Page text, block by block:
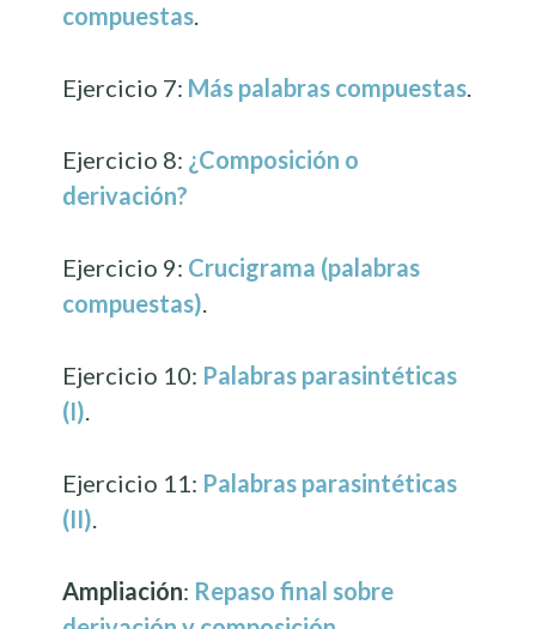
compuestas.
Ejercicio 7: Más palabras compuestas.
Ejercicio 8: ¿Composición o
derivación?
Ejercicio 9: Crucigrama (palabras
compuestas).
Ejercicio 10: Palabras parasintéticas
(I).
Ejercicio 11: Palabras parasintéticas
(II).
Ampliación: Repaso final sobre